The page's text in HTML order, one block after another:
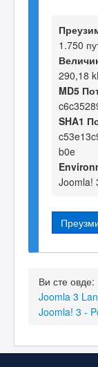
1.750
290,18
MD5
SHA1
b0e
Joomla!
Ви сте овде:
Joomla 3
Joomla! 3 -